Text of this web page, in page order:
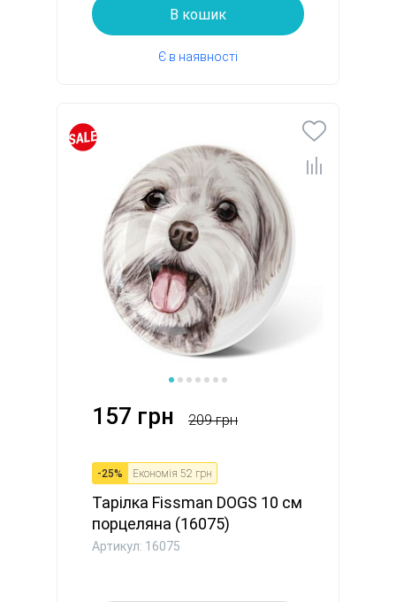
В кошик
Є в наявності
157 грн 209 грн
-25% Економія 52 грн
Тарілка Fissman DOGS 10 см
порцеляна (16075)
Артикул: 16075